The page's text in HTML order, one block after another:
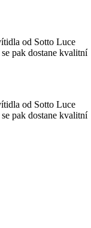
od Sotto Luce
pak dostane kvalitní
od Sotto Luce
pak dostane kvalitní